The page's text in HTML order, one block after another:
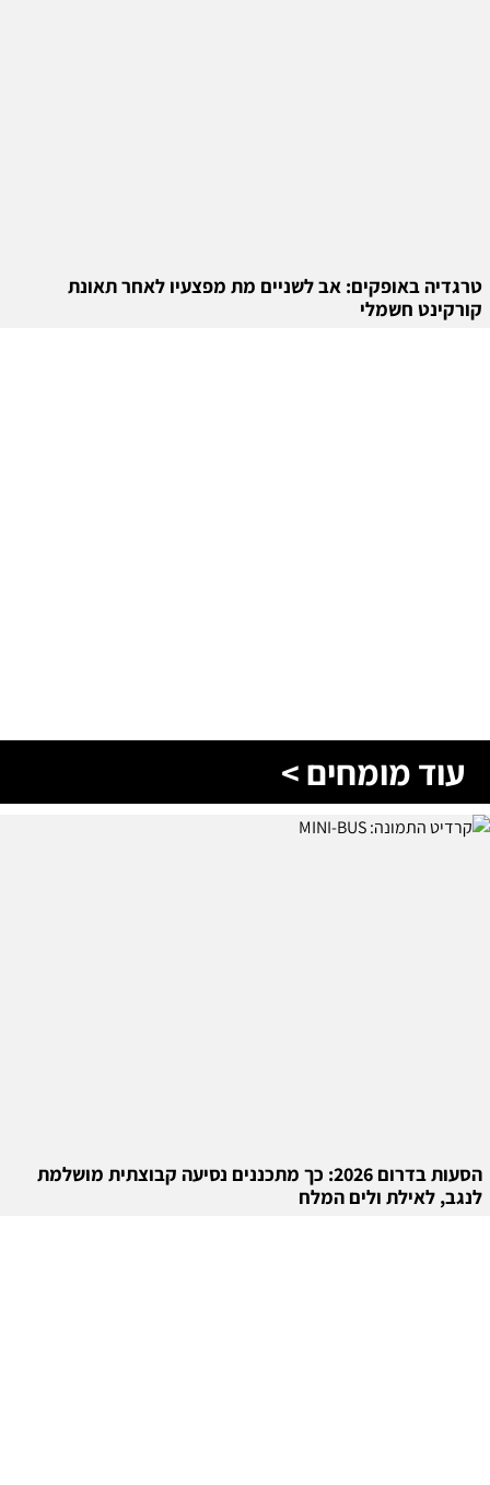
טרגדיה באופקים: אב לשניים מת מפצעיו לאחר תאונת
קורקינט חשמלי
עוד מומחים >
הסעות בדרום 2026: כך מתכננים נסיעה קבוצתית מושלמת
לנגב, לאילת ולים המלח